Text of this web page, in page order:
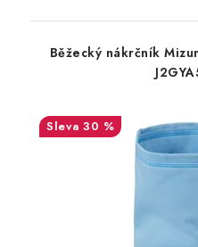
Běžecký nákrčník
30 %